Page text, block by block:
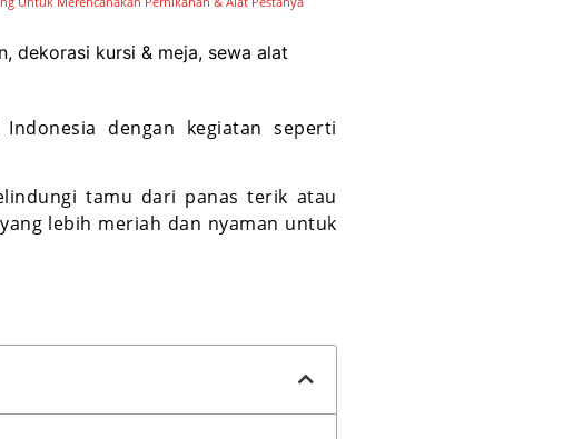
dekorasi kursi & meja, sewa alat
dengan kegiatan seperti
tamu dari panas terik atau
lebih meriah dan nyaman untuk